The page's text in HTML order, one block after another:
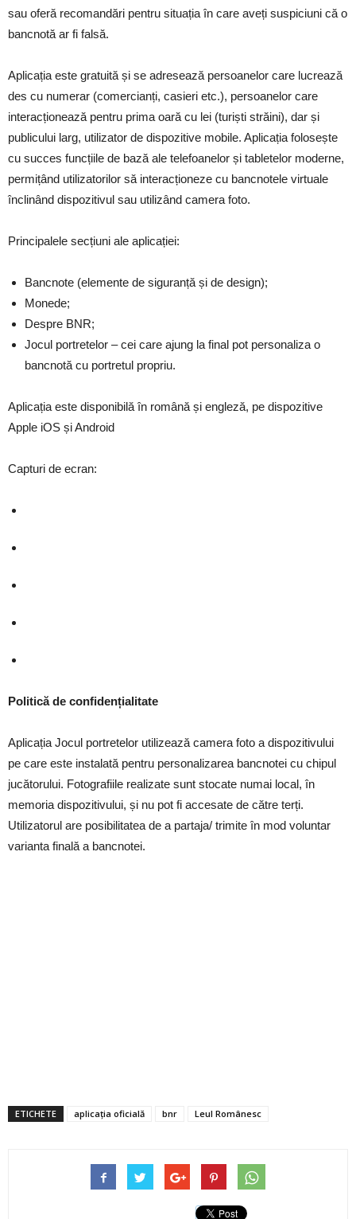
sau oferă recomandări pentru situația în care aveți suspiciuni că o
bancnotă ar fi falsă.
Aplicația este gratuită și se adresează persoanelor care lucrează
des cu numerar (comercianți, casieri etc.), persoanelor care
interacționează pentru prima oară cu lei (turiști străini), dar și
publicului larg, utilizator de dispozitive mobile. Aplicația folosește
cu succes funcțiile de bază ale telefoanelor și tabletelor moderne,
permițând utilizatorilor să interacționeze cu bancnotele virtuale
înclinând dispozitivul sau utilizând camera foto.
Principalele secțiuni ale aplicației:
Bancnote (elemente de siguranță și de design);
Monede;
Despre BNR;
Jocul portretelor – cei care ajung la final pot personaliza o
bancnotă cu portretul propriu.
Aplicația este disponibilă în română și engleză, pe dispozitive
Apple iOS și Android
Capturi de ecran:
Politică de confidențialitate
Aplicația Jocul portretelor utilizează camera foto a dispozitivului
pe care este instalată pentru personalizarea bancnotei cu chipul
jucătorului. Fotografiile realizate sunt stocate numai local, în
memoria dispozitivului, și nu pot fi accesate de către terți.
Utilizatorul are posibilitatea de a partaja/ trimite în mod voluntar
varianta finală a bancnotei.
ETICHETE aplicația oficială bnr Leul Românesc